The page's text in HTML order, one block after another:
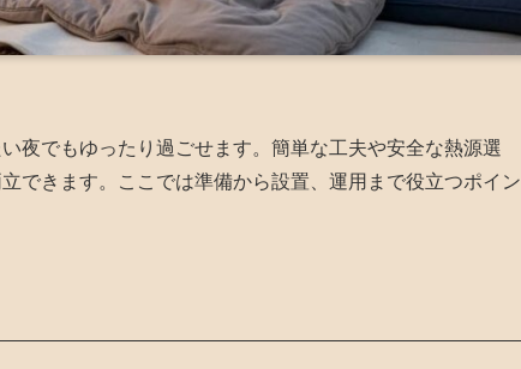
夜でもゆったり過ごせます。簡単な工夫や安全な熱源選
できます。ここでは準備から設置、運用まで役立つポイン